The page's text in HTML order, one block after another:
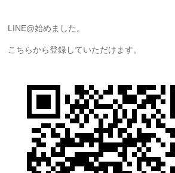
LINE@始めました。
こちらから登録していただけます。